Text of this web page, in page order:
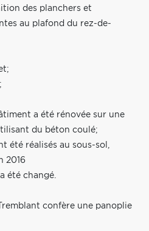
des planchers et
au plafond du rez-de-
a été rénovée sur une
du béton coulé;
été réalisés au sous-sol,
2016
été changé.
confère une panoplie